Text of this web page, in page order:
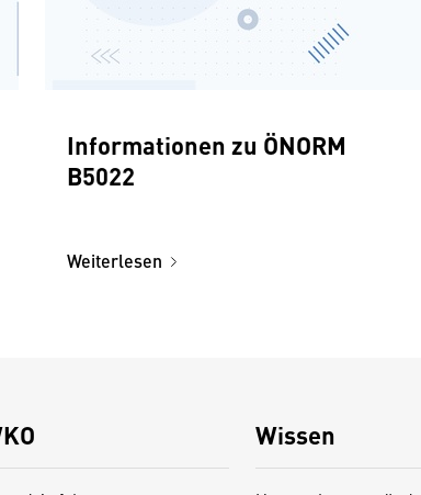
Informationen zu ÖNORM
B5022
Weiterlesen
Wissen